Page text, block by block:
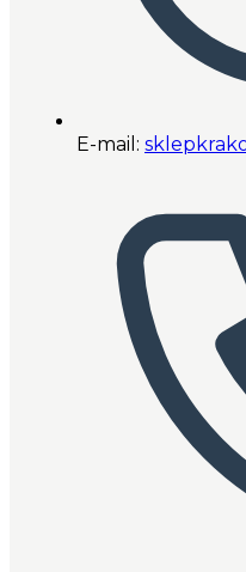
E-mail: